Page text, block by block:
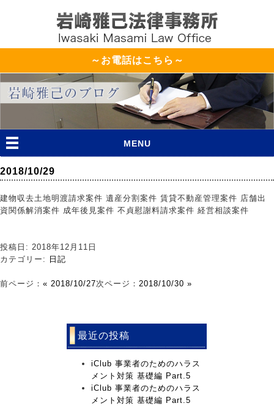
～お電話はこちら～
MENU
2018/10/29
建物収去土地明渡請求案件 遺産分割案件 賃貸不動産管理案件 店舗出
資関係解消案件 成年後見案件 不貞慰謝料請求案件 経営相談案件
投稿日: 2018年12月11日
カテゴリー: 日記
前ページ： « 2018/10/27次ページ： 2018/10/30 »
最近の投稿
iClub 事業者のためのハラス
メント対策 基礎編 Part.5
iClub 事業者のためのハラス
メント対策 基礎編 Part.5